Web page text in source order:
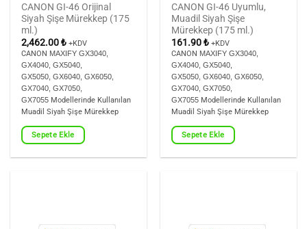
CANON GI-46 Orijinal
Siyah Şişe Mürekkep (175
ml.)
2,462.00₺ +KDV
CANON MAXIFY GX3040,
GX4040, GX5040,
GX5050,GX6040, GX6050,
GX7040, GX7050,
GX7055 Modellerinde Kullanılan
Muadil Siyah Şişe Mürekkep
Sepete Ekle
CANON GI-46 Uyumlu,
Muadil Siyah Şişe
Mürekkep (175 ml.)
161.90₺ +KDV
CANON MAXIFY GX3040,
GX4040, GX5040,
GX5050,GX6040, GX6050,
GX7040, GX7050,
GX7055 Modellerinde Kullanılan
Muadil Siyah Şişe Mürekkep
Sepete Ekle